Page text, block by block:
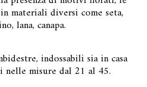
materiali diversi come seta,
lana, canapa.
indossabili sia in casa
misure dal 21 al 45.